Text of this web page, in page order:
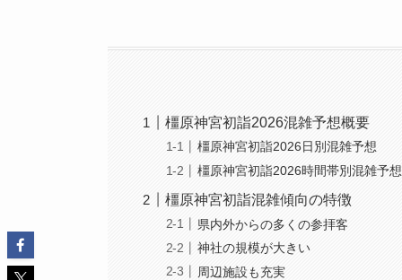
橿原神宮初詣2026混雑予想概要
橿原神宮初詣2026日別混雑予想
橿原神宮初詣2026時間帯別混雑予想
橿原神宮初詣混雑傾向の特徴
県内外からの多くの参拝客
神社の規模が大きい
周辺施設も充実